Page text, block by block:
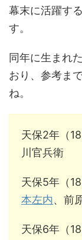
幕末に活躍す
す。
同年に生まれ
おり、参考ま
ね。
天保2年（
川官兵衛
天保5年（
本左内、前
天保6年（